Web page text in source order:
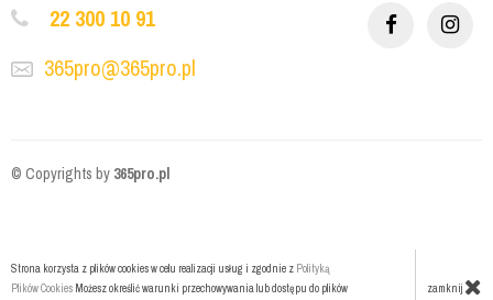
22 300 10 91
365pro@365pro.pl
© Copyrights by 365pro.pl
Strona korzysta z plików cookies w celu realizacji usług i zgodnie z Polityką
Plików Cookies Możesz określić warunki przechowywania lub dostępu do plików zamknij